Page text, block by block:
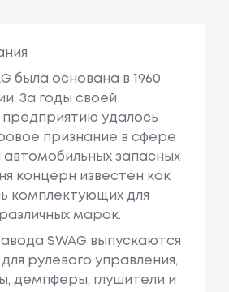
была основана в 1960
За годы своей
предприятию удалось
признание в сфере
автомобильных запасных
концерн известен как
комплектующих для
марок.
SWAG выпускаются
рулевого управления,
демпферы, глушители и